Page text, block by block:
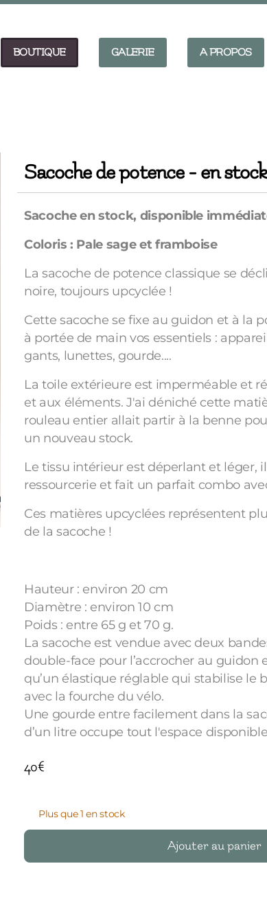
BOUTIQUE GALERIE A PROPOS
Sacoche de potence - en
Sacoche en stock, disponible
Coloris : Pale sage et framboise
La sacoche de potence classique se
noire, toujours upcyclée !
Cette sacoche se fixe au guidon et à la
à portée de main vos essentiels :
gants, lunettes, gourde....
La toile extérieure est imperméable et
et aux éléments. J'ai déniché cette
rouleau entier allait partir à la benne
un nouveau stock.
Le tissu intérieur est déperlant et léger,
ressourcerie et fait un parfait combo
Ces matières upcyclées représentent
de la sacoche !
Hauteur : environ 20 cm
Diamètre : environ 10 cm
Poids : entre 65 g et 70 g.
La sacoche est vendue avec deux
double-face pour l’accrocher au guidon
qu’un élastique réglable qui stabilise le
avec la fourche du vélo.
Une gourde entre facilement dans la
d’un litre occupe tout l'espace
40€
Plus que 1 en stock
Ajouter au panier